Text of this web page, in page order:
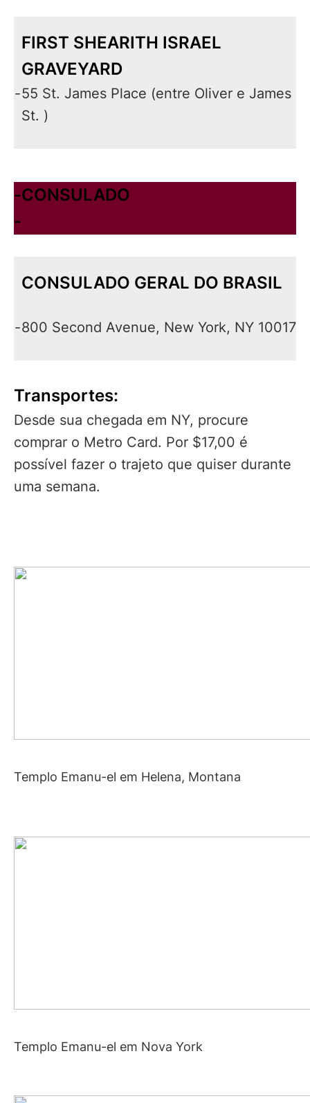
FIRST SHEARITH ISRAEL
GRAVEYARD
-55 St. James Place (entre Oliver e James
St. )
-
-
CONSULADO
CONSULADO GERAL DO BRASIL
-800 Second Avenue, New York, NY 10017
Transportes:
Desde sua chegada em NY, procure
comprar o Metro Card. Por $17,00 é
possível fazer o trajeto que quiser durante
uma semana.
Templo Emanu-el em Helena, Montana
Templo Emanu-el em Nova York